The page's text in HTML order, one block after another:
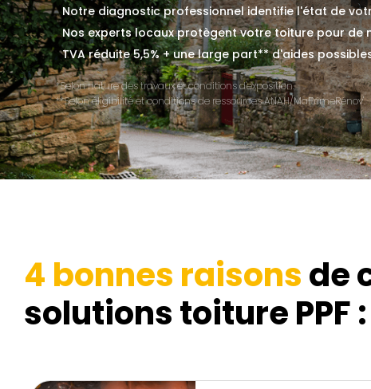
Notre diagnostic professionnel identifie l'état de
Nos experts locaux protègent votre toiture pour de
TVA réduite 5,5% + une large part** d'aides
*Selon nature des travaux et conditions d'exposition.
**Selon éligibilité et conditions de ressources ANAH/MaPrimeRénov'.
4 bonnes raisonsde
solutions toiture PPF :